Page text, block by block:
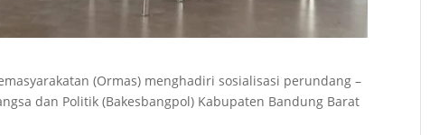
(Ormas) menghadiri sosialisasi perundang –
dan Politik (Bakesbangpol) Kabupaten Bandung Barat